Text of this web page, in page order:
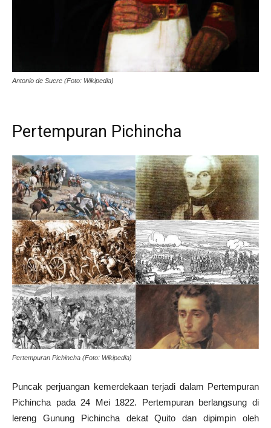
Antonio de Sucre (Foto: Wikipedia)
Pertempuran Pichincha
Pertempuran Pichincha (Foto: Wikipedia)
Puncak perjuangan kemerdekaan terjadi dalam Pertempuran
Pichincha pada 24 Mei 1822. Pertempuran berlangsung di
lereng Gunung Pichincha dekat Quito dan dipimpin oleh